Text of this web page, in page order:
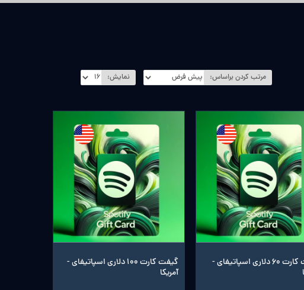
مرتب کردن براساس: نمایش:
گیفت کارت 60 دلاری اسپاتیفای -
گیفت کارت 100 دلاری اسپاتیفای -
آمریکا